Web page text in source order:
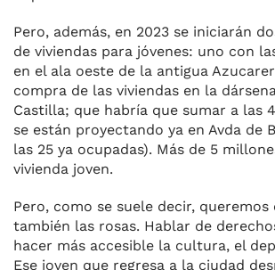
Pero, además, en 2023 se iniciarán
de viviendas para jóvenes: uno con
en el ala oeste de la antigua
compra de las viviendas en la
Castilla; que habría que sumar a las
se están proyectando ya en Avda de
las 25 ya ocupadas). Más de 5
vivienda joven.
Pero, como se suele decir, queremos
también las rosas. Hablar de
hacer más accesible la cultura, el
Ese joven que regresa a la ciudad